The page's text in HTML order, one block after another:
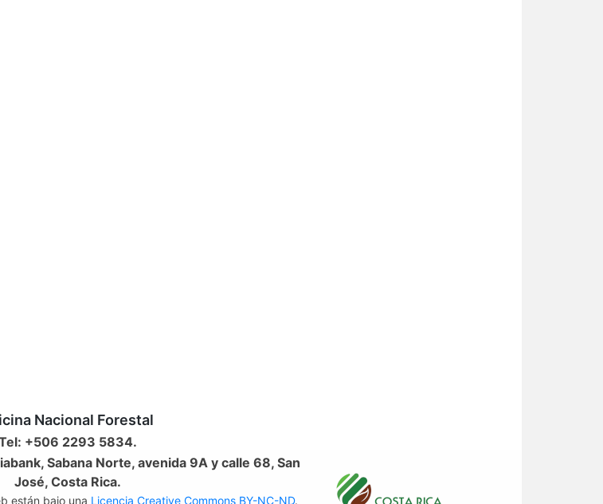
Nacional Forestal
+506 2293 5834.
Sabana Norte, avenida 9A y calle 68, San
José, Costa Rica.
están bajo una Licencia Creative Commons BY-NC-ND.